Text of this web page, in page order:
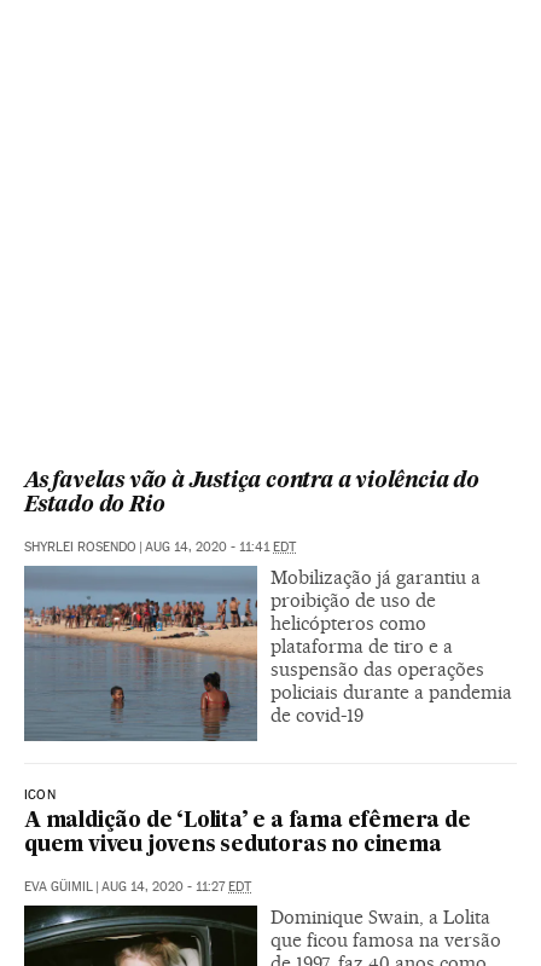
As favelas vão à Justiça contra a violência do
Estado do Rio
SHYRLEI ROSENDO AUG 14, 2020 - 11:41 EDT
Mobilização já garantiu a
proibição de uso de
helicópteros como
plataforma de tiro e a
suspensão das operações
policiais durante a pandemia
de covid-19
ICON
A maldição de ‘Lolita’ e a fama efêmera de
quem viveu jovens sedutoras no cinema
EVA GÜIMIL | AUG 14, 2020 - 11:27EDT
Dominique Swain, a Lolita
que ficou famosa na versão